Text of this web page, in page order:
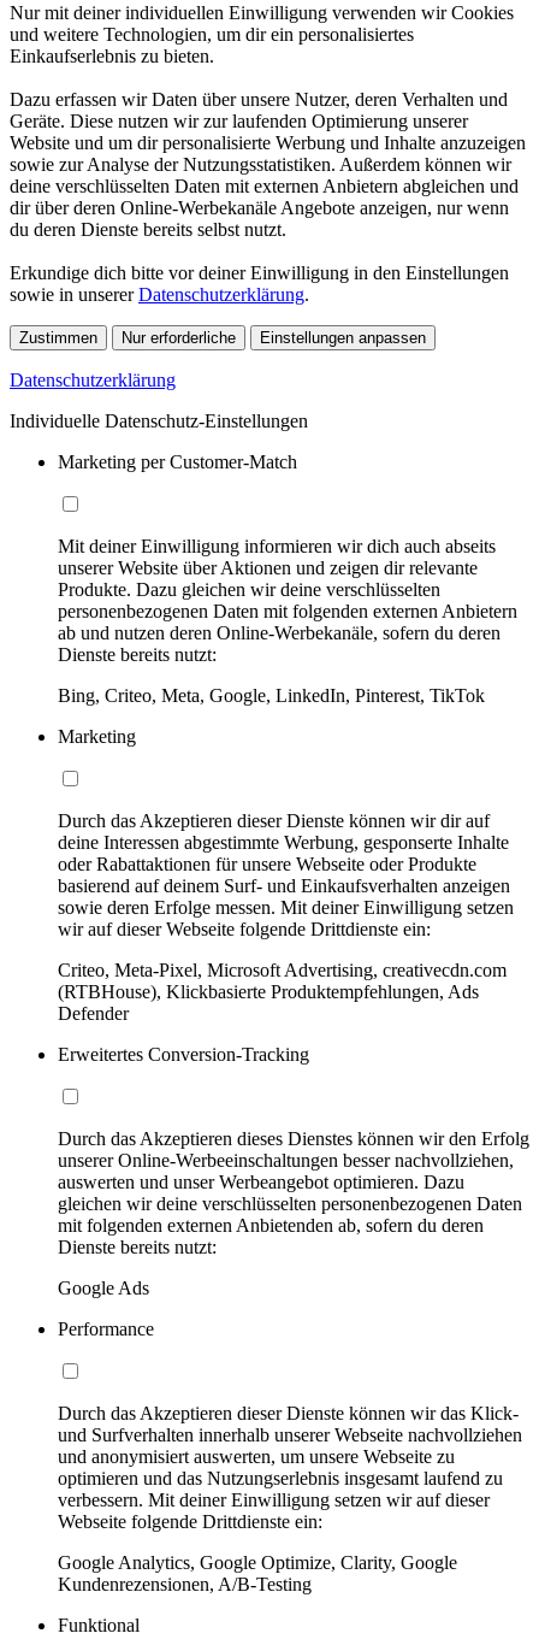
Nur mit deiner individuellen Einwilligung verwenden wir Cookies
und weitere Technologien, um dir ein personalisiertes
Einkaufserlebnis zu bieten.
Dazu erfassen wir Daten über unsere Nutzer, deren Verhalten und
Geräte. Diese nutzen wir zur laufenden Optimierung unserer
Website und um dir personalisierte Werbung und Inhalte anzuzeigen
sowie zur Analyse der Nutzungsstatistiken. Außerdem können wir
deine verschlüsselten Daten mit externen Anbietern abgleichen und
dir über deren Online-Werbekanäle Angebote anzeigen, nur wenn
du deren Dienste bereits selbst nutzt.
Erkundige dich bitte vor deiner Einwilligung in den Einstellungen
sowie in unsererDatenschutzerklärung.
Zustimmen Nur erforderliche Einstellungen anpassen
Datenschutzerklärung
Individuelle Datenschutz-Einstellungen
Marketing per Customer-Match
Mit deiner Einwilligung informieren wir dich auch abseits
unserer Website über Aktionen und zeigen dir relevante
Produkte. Dazu gleichen wir deine verschlüsselten
personenbezogenen Daten mit folgenden externen Anbietern
ab und nutzen deren Online-Werbekanäle, sofern du deren
Dienste bereits nutzt:
Bing, Criteo, Meta, Google, LinkedIn, Pinterest, TikTok
Marketing
Durch das Akzeptieren dieser Dienste können wir dir auf
deine Interessen abgestimmte Werbung, gesponserte Inhalte
oder Rabattaktionen für unsere Webseite oder Produkte
basierend auf deinem Surf- und Einkaufsverhalten anzeigen
sowie deren Erfolge messen. Mit deiner Einwilligung setzen
wir auf dieser Webseite folgende Drittdienste ein:
Criteo, Meta-Pixel, Microsoft Advertising, creativecdn.com
(RTBHouse), Klickbasierte Produktempfehlungen, Ads
Defender
Erweitertes Conversion-Tracking
Durch das Akzeptieren dieses Dienstes können wir den Erfolg
unserer Online-Werbeeinschaltungen besser nachvollziehen,
auswerten und unser Werbeangebot optimieren. Dazu
gleichen wir deine verschlüsselten personenbezogenen Daten
mit folgenden externen Anbietenden ab, sofern du deren
Dienste bereits nutzt:
Google Ads
Performance
Durch das Akzeptieren dieser Dienste können wir das Klick-
und Surfverhalten innerhalb unserer Webseite nachvollziehen
und anonymisiert auswerten, um unsere Webseite zu
optimieren und das Nutzungserlebnis insgesamt laufend zu
verbessern. Mit deiner Einwilligung setzen wir auf dieser
Webseite folgende Drittdienste ein:
Google Analytics, Google Optimize, Clarity, Google
Kundenrezensionen, A/B-Testing
Funktional